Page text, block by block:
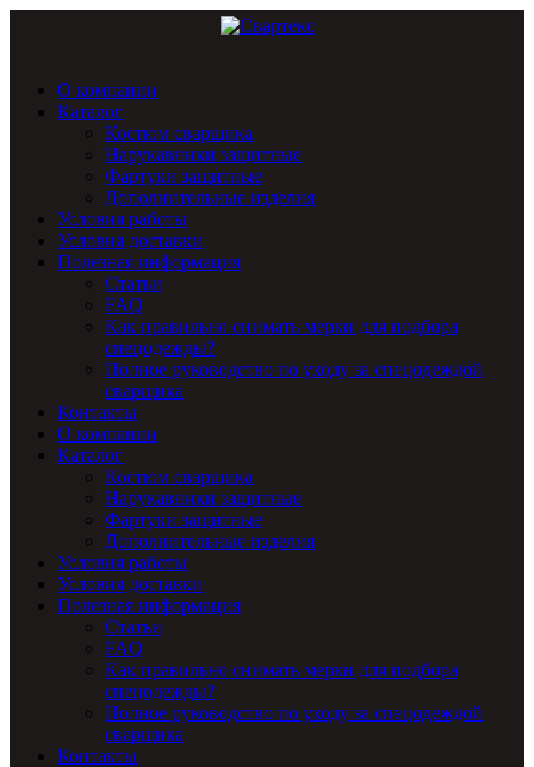
О компании
Каталог
Костюм сварщика
Нарукавники защитные
Фартуки защитные
Дополнительные изделия
Условия работы
Условия доставки
Полезная информация
Статьи
FAQ
Как правильно снимать мерки для подбора
спецодежды?
Полное руководство по уходу за спецодеждой
сварщика
Контакты
О компании
Каталог
Костюм сварщика
Нарукавники защитные
Фартуки защитные
Дополнительные изделия
Условия работы
Условия доставки
Полезная информация
Статьи
FAQ
Как правильно снимать мерки для подбора
спецодежды?
Полное руководство по уходу за спецодеждой
сварщика
Контакты